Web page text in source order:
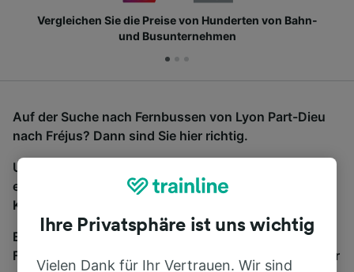
Vergleichen Sie die Preise von Hunderten von Bahn-
und Busunternehmen
Auf der Suche nach Fernbussen von Lyon Part-Dieu
nach Fréjus? Dann sind Sie hier richtig.
Um Bustickets zu finden, starten Sie einfach oben
eine Suche und wir vergleichen Fahrtzeiten und
Kosten für Bahn- und Busreisen miteinander.
Egal, wohin die Reise geht – starten Sie mit uns.
Finden Sie hier Fahrkarten für Verbindungen von mehr
Ihre Privatsphäre ist uns wichtig
Vielen Dank für Ihr Vertrauen. Wir sind